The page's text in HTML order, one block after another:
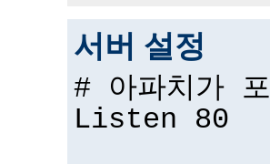
서버 설정
# 아파치가
Listen 80